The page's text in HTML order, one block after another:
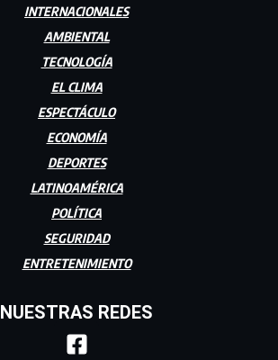
INTERNACIONALES
AMBIENTAL
TECNOLOGÍA
EL CLIMA
ESPECTÁCULO
ECONOMÍA
DEPORTES
LATINOAMÉRICA
POLÍTICA
SEGURIDAD
ENTRETENIMIENTO
NUESTRAS REDES